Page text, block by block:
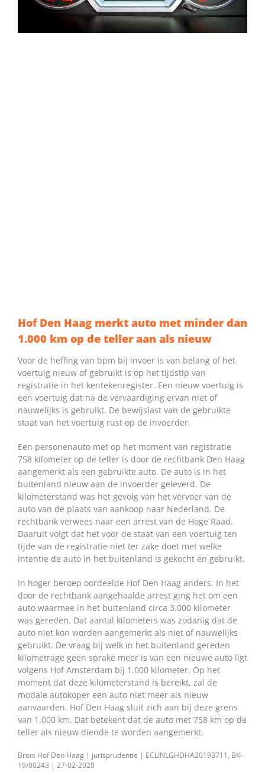
Hof Den Haag merkt auto met minder dan
1.000 km op de teller aan als nieuw
Voor de heffing van bpm bij invoer is van belang of het
voertuig nieuw of gebruikt is op het tijdstip van
registratie in het kentekenregister. Een nieuw voertuig is
een voertuig dat na de vervaardiging ervan niet of
nauwelijks is gebruikt. De bewijslast van de gebruikte
staat van het voertuig rust op de invoerder.
Een personenauto met op het moment van registratie
758 kilometer op de teller is door de rechtbank Den Haag
aangemerkt als een gebruikte auto. De auto is in het
buitenland nieuw aan de invoerder geleverd. De
kilometerstand was het gevolg van het vervoer van de
auto van de plaats van aankoop naar Nederland. De
rechtbank verwees naar een arrest van de Hoge Raad.
Daaruit volgt dat het voor de staat van een voertuig ten
tijde van de registratie niet ter zake doet met welke
intentie de auto in het buitenland is gekocht en gebruikt.
In hoger beroep oordeelde Hof Den Haag anders. In het
door de rechtbank aangehaalde arrest ging het om een
auto waarmee in het buitenland circa 3.000 kilometer
was gereden. Dat aantal kilometers was zodanig dat de
auto niet kon worden aangemerkt als niet of nauwelijks
gebruikt. De vraag bij welk in het buitenland gereden
kilometrage geen sprake meer is van een nieuwe auto ligt
volgens Hof Amsterdam bij 1.000 kilometer. Op het
moment dat deze kilometerstand is bereikt, zal de
modale autokoper een auto niet meer als nieuw
aanvaarden. Hof Den Haag sluit zich aan bij deze grens
van 1.000 km. Dat betekent dat de auto met 758 km op de
teller als nieuw diende te worden aangemerkt.
Bron: Hof Den Haag | jurisprudentie | ECLINLGHDHA20193711, BK-
19/00243 | 27-02-2020